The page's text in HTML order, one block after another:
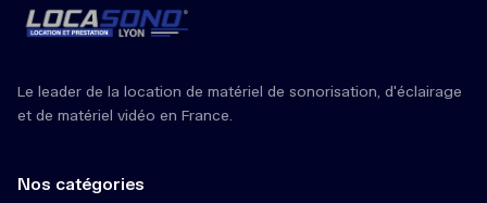
Le leader de la location de matériel de sonorisation, d'éclairage
et de matériel vidéo en France.
Nos catégories